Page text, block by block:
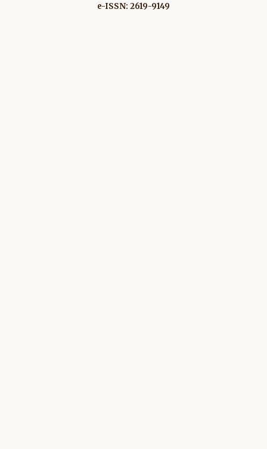
e-ISSN: 2619-9149